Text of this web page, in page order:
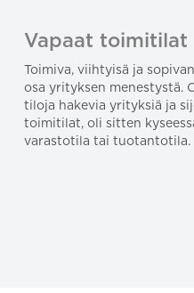
Vapaat toimitilat
Toimiva, viihtyisä ja
osa yrityksen menestystä.
tiloja hakevia yrityksiä ja
toimitilat, oli sitten
varastotila tai tuotantotila.